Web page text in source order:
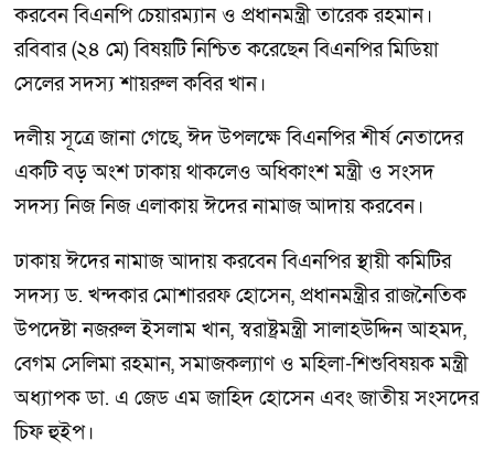
করবেন বিএনপি চেয়ারম্যান ও প্রধানমন্ত্রী তারেক রহমান।
রবিবার (২৪ মে) বিষয়টি নিশ্চিত করেছেন বিএনপির মিডিয়া
সেলের সদস্য শায়রুল কবির খান।
দলীয় সূত্রে জানা গেছে, ঈদ উপলক্ষে বিএনপির শীর্ষ নেতাদের
একটি বড় অংশ ঢাকায় থাকলেও অধিকাংশ মন্ত্রী ও সংসদ
সদস্য নিজ নিজ এলাকায় ঈদের নামাজ আদায় করবেন।
ঢাকায় ঈদের নামাজ আদায় করবেন বিএনপির স্থায়ী কমিটির
সদস্য ড. খন্দকার মোশাররফ হোসেন, প্রধানমন্ত্রীর রাজনৈতিক
উপদেষ্টা নজরুল ইসলাম খান, স্বরাষ্ট্রমন্ত্রী সালাহউদ্দিন আহমদ,
বেগম সেলিমা রহমান, সমাজকল্যাণ ও মহিলা-শিশুবিষয়ক মন্ত্রী
অধ্যাপক ডা. এ জেড এম জাহিদ হোসেন এবং জাতীয় সংসদের
চিফ হুইপ।